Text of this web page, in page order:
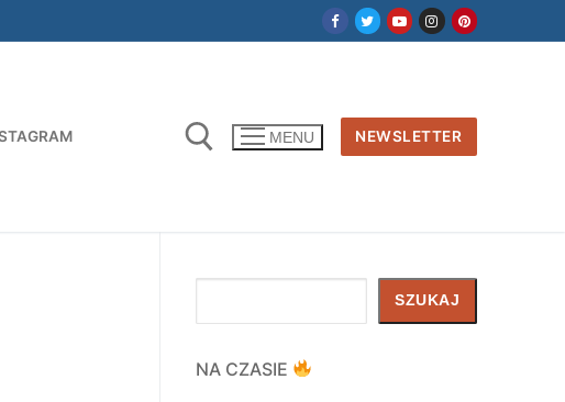
MENU NEWSLETTER
SZUKAJ
NA CZASIE